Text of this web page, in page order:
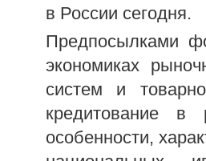
в России сегодня.
Предпосылками
экономиках
систем и
кредитование в
особенности,